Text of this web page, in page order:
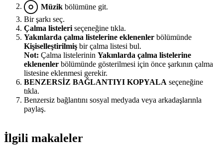
Müzik bölümüne git.
Bir şarkı seç.
Çalma listeleri seçeneğine tıkla.
Yakınlarda çalma listelerine eklenenler bölümünde
Kişiselleştirilmiş bir çalma listesi bul.
Not: Çalma listelerinin Yakınlarda çalma listelerine
eklenenler bölümünde gösterilmesi için önce şarkının çalma
listesine eklenmesi gerekir.
BENZERSİZ BAĞLANTIYI KOPYALA seçeneğine
tıkla.
Benzersiz bağlantını sosyal medyada veya arkadaşlarınla
paylaş.
İlgili makaleler